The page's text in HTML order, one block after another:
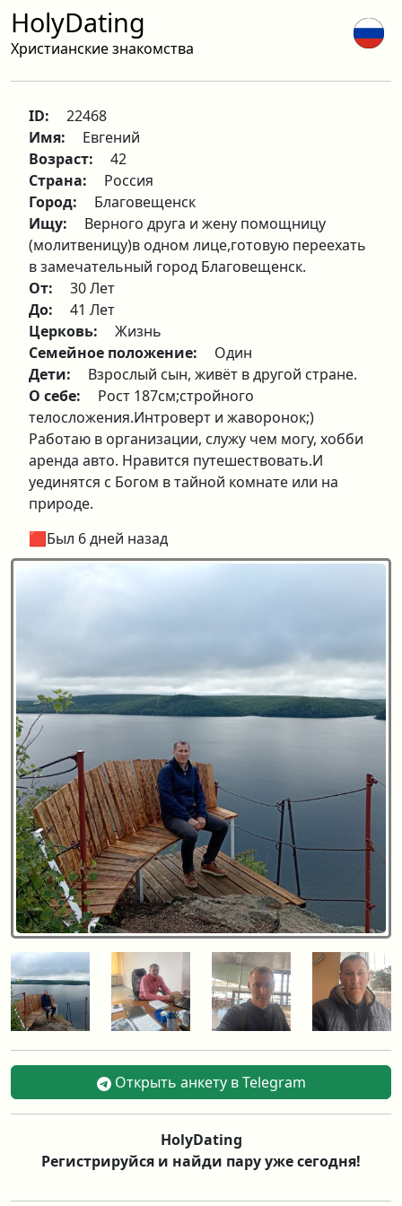
HolyDating
Христианские знакомства
ID:
22468
Имя:
Евгений
Возраст:
42
Страна:
Россия
Город:
Благовещенск
Ищу:
Верного друга и жену помощницу
(молитвеницу)в одном лице,готовую переехать
в замечательный город Благовещенск.
От:
30 Лет
До:
41 Лет
Церковь:
Жизнь
Семейное положение:
Один
Дети:
Взрослый сын, живёт в другой стране.
О себе:
Рост 187см;стройного
телосложения.Интроверт и жаворонок;)
Работаю в организации, служу чем могу, хобби
аренда авто. Нравится путешествовать.И
уединятся с Богом в тайной комнате или на
природе.
🟥Был 6 дней назад
Открыть анкету в Telegram
HolyDating
Регистрируйся и найди пару уже сегодня!